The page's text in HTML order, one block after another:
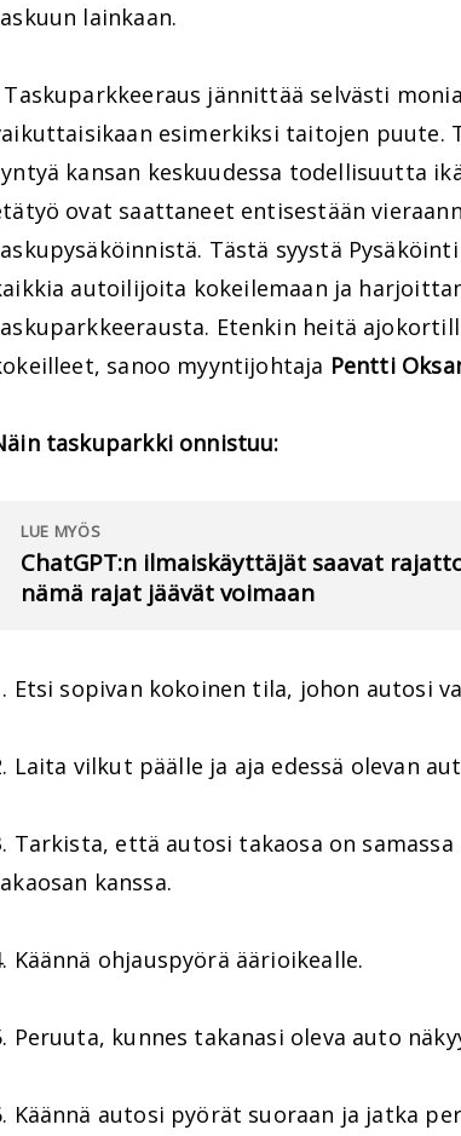
lainkaan.
Taskuparkkeeraus jännittää selvästi
esimerkiksi taitojen puute.
kansan keskuudessa todellisuutta
ovat saattaneet entisestään
Tästä syystä
autoilijoita kokeilemaan ja
Etenkin heitä
sanoo myyntijohtaja Pentti
taskuparkki onnistuu:
LUE MYÖS
ChatGPT:n ilmaiskäyttäjät saavat
nämä rajat jäävät voimaan
Etsi sopivan kokoinen tila, johon autosi
Laita vilkut päälle ja aja edessä olevan
Tarkista, että autosi takaosa on
kanssa.
Käännä ohjauspyörä äärioikealle.
Peruuta, kunnes takanasi oleva auto
Käännä autosi pyörät suoraan ja jatka